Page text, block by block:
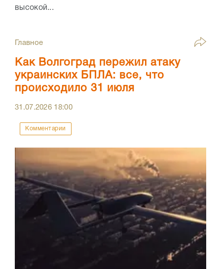
высокой...
Главное
Как Волгоград пережил атаку
украинских БПЛА: все, что
происходило 31 июля
31.07.2026 18:00
Комментарии